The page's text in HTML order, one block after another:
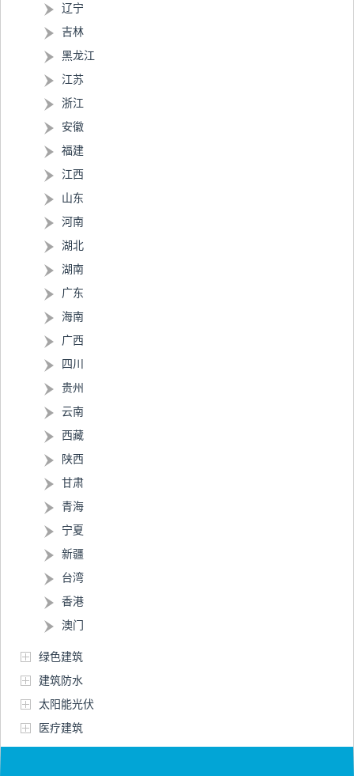
辽宁
吉林
黑龙江
江苏
浙江
安徽
福建
江西
山东
河南
湖北
湖南
广东
海南
广西
四川
贵州
云南
西藏
陕西
甘肃
青海
宁夏
新疆
台湾
香港
澳门
绿色建筑
建筑防水
太阳能光伏
医疗建筑